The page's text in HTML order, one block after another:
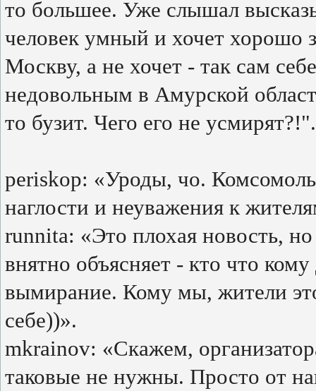
то большее. Уже слышал
человек умный и хочет хорошо
Москву, а не хочет - так сам
недовольным в Амурской
то бузит. Чего его не усмирят?!".
periskop: «Уроды, чо.
наглости и неуважения к
runnita: «Это плохая новость,
внятно объясняет - кто что
вымирание. Кому мы, жители
себе))».
mkrainov: «Скажем,
таковые не нужны. Просто от